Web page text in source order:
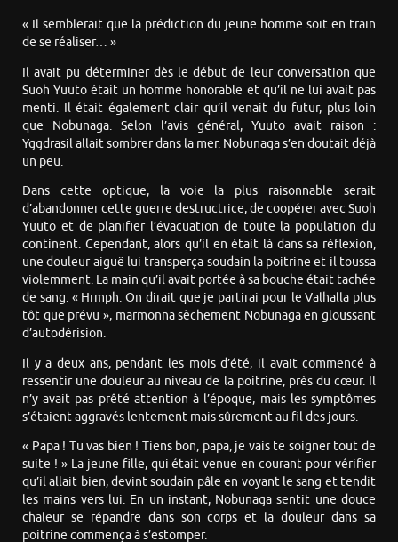
« Il semblerait que la prédiction du jeune homme soit en train
de se réaliser… »
Il avait pu déterminer dès le début de leur conversation que
Suoh Yuuto était un homme honorable et qu’il ne lui avait pas
menti. Il était également clair qu’il venait du futur, plus loin
que Nobunaga. Selon l’avis général, Yuuto avait raison :
Yggdrasil allait sombrer dans la mer. Nobunaga s’en doutait déjà
un peu.
Dans cette optique, la voie la plus raisonnable serait
d’abandonner cette guerre destructrice, de coopérer avec Suoh
Yuuto et de planifier l’évacuation de toute la population du
continent. Cependant, alors qu’il en était là dans sa réflexion,
une douleur aiguë lui transperça soudain la poitrine et il toussa
violemment. La main qu’il avait portée à sa bouche était tachée
de sang. « Hrmph. On dirait que je partirai pour le Valhalla plus
tôt que prévu », marmonna sèchement Nobunaga en gloussant
d’autodérision.
Il y a deux ans, pendant les mois d’été, il avait commencé à
ressentir une douleur au niveau de la poitrine, près du cœur. Il
n’y avait pas prêté attention à l’époque, mais les symptômes
s’étaient aggravés lentement mais sûrement au fil des jours.
« Papa ! Tu vas bien ! Tiens bon, papa, je vais te soigner tout de
suite ! » La jeune fille, qui était venue en courant pour vérifier
qu’il allait bien, devint soudain pâle en voyant le sang et tendit
les mains vers lui. En un instant, Nobunaga sentit une douce
chaleur se répandre dans son corps et la douleur dans sa
poitrine commença à s’estomper.